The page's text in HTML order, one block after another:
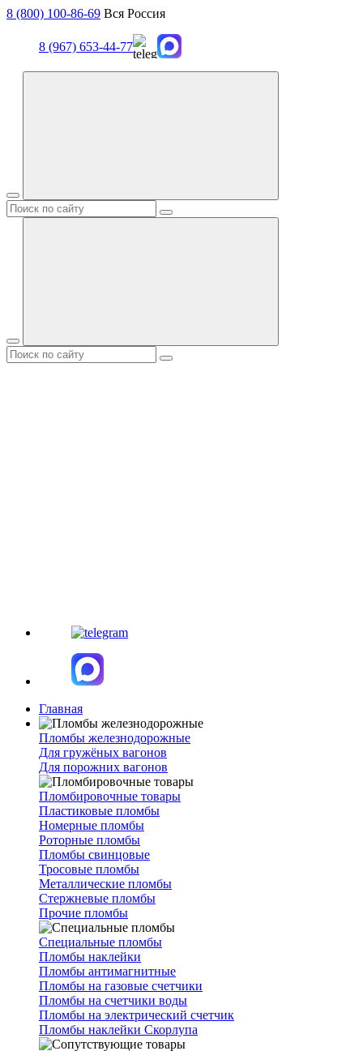
8 (800) 100-86-69 Вся Россия
8 (967) 653-44-77
Главная
Пломбы железнодорожные
Для гружёных вагонов
Для порожних вагонов
Пломбировочные товары
Пластиковые пломбы
Номерные пломбы
Роторные пломбы
Пломбы свинцовые
Тросовые пломбы
Металлические пломбы
Стержневые пломбы
Прочие пломбы
Специальные пломбы
Пломбы наклейки
Пломбы антимагнитные
Пломбы на газовые счетчики
Пломбы на счетчики воды
Пломбы на электрический счетчик
Пломбы наклейки Скорлупа